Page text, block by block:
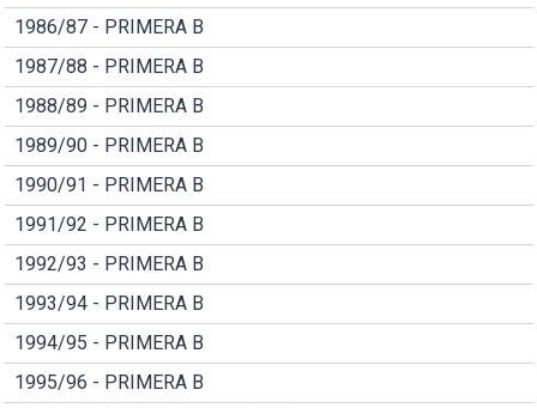
1986/87 - PRIMERA B
1987/88 - PRIMERA B
1988/89 - PRIMERA B
1989/90 - PRIMERA B
1990/91 - PRIMERA B
1991/92 - PRIMERA B
1992/93 - PRIMERA B
1993/94 - PRIMERA B
1994/95 - PRIMERA B
1995/96 - PRIMERA B